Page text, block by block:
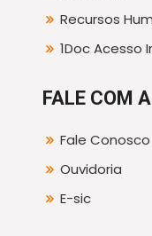
Recursos
1Doc Acesso
FALE COM
Fale Conosco
Ouvidoria
E-sic